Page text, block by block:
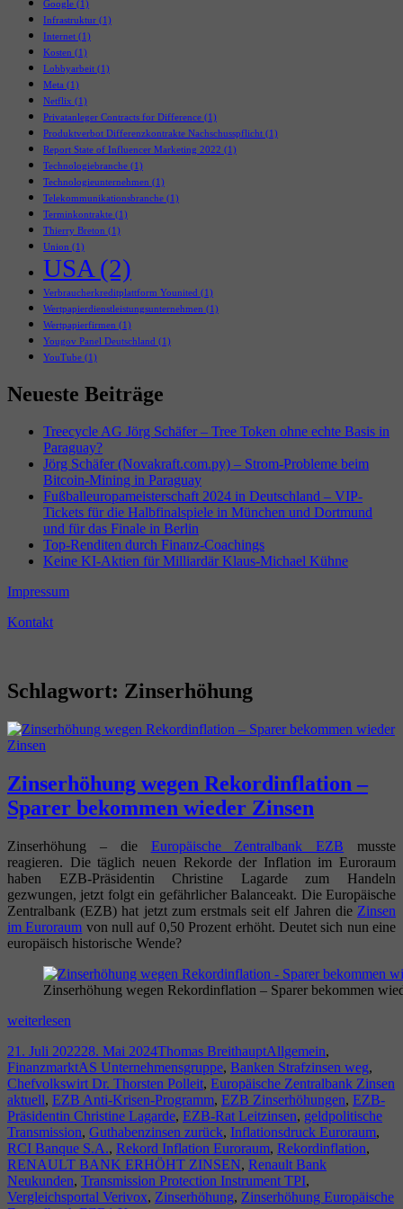
Google (1)
Infrastruktur (1)
Internet (1)
Kosten (1)
Lobbyarbeit (1)
Meta (1)
Netflix (1)
Privatanleger Contracts for Difference (1)
Produktverbot Differenzkontrakte Nachschusspflicht (1)
Report State of Influencer Marketing 2022 (1)
Technologiebranche (1)
Technologieunternehmen (1)
Telekommunikationsbranche (1)
Terminkontrakte (1)
Thierry Breton (1)
Union (1)
USA (2)
Verbraucherkreditplattform Younited (1)
Wertpapierdienstleistungsunternehmen (1)
Wertpapierfirmen (1)
Yougov Panel Deutschland (1)
YouTube (1)
Neueste Beiträge
Treecycle AG Jörg Schäfer – Tree Token ohne echte Basis in
Paraguay?
Jörg Schäfer (Novakraft.com.py) – Strom-Probleme beim
Bitcoin-Mining in Paraguay
Fußballeuropameisterschaft 2024 in Deutschland – VIP-
Tickets für die Halbfinalspiele in München und Dortmund
und für das Finale in Berlin
Top-Renditen durch Finanz-Coachings
Keine KI-Aktien für Milliardär Klaus-Michael Kühne
Impressum
Kontakt
Schlagwort: Zinserhöhung
Zinserhöhung wegen Rekordinflation –
Sparer bekommen wieder Zinsen
Zinserhöhung – die Europäische Zentralbank EZB musste
reagieren. Die täglich neuen Rekorde der Inflation im Euroraum
haben EZB-Präsidentin Christine Lagarde zum Handeln
gezwungen, jetzt folgt ein gefährlicher Balanceakt. Die Europäische
Zentralbank (EZB) hat jetzt zum erstmals seit elf Jahren die Zinsen
im Euroraum von null auf 0,50 Prozent erhöht. Deutet sich nun eine
europäisch historische Wende?
Zinserhöhung wegen Rekordinflation – Sparer bekommen
Zinserhöhung
Rekordinflation
–
Sparer
bekommen
wieder
Zinsen
weiterlesen
Veröffentlicht
am
21. Juli 202228. Mai 2024Autor
Thomas BreithauptKategorien
Allgemein,
FinanzmarktSchlagwörter
AS Unternehmensgruppe, Banken Strafzinsen weg,
Chefvolkswirt Dr. Thorsten Polleit, Europäische Zentralbank Zinsen
aktuell, EZB Anti-Krisen-Programm, EZB Zinserhöhungen, EZB-
Präsidentin Christine Lagarde, EZB-Rat Leitzinsen, geldpolitische
Transmission, Guthabenzinsen zurück, Inflationsdruck Euroraum,
RCI Banque S.A., Rekord Inflation Euroraum, Rekordinflation,
RENAULT BANK ERHÖHT ZINSEN, Renault Bank
Neukunden, Transmission Protection Instrument TPI,
Vergleichsportal Verivox, Zinserhöhung, Zinserhöhung Europäische